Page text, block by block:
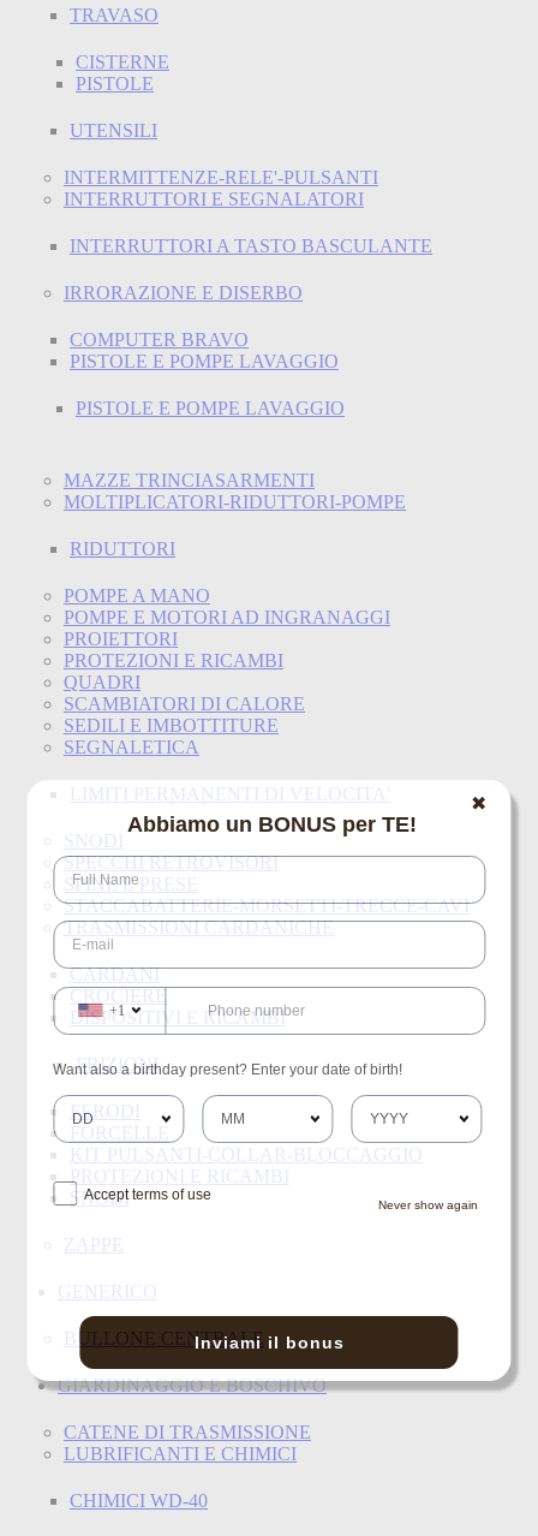
TRAVASO
CISTERNE
PISTOLE
UTENSILI
INTERMITTENZE-RELE'-PULSANTI
INTERRUTTORI E SEGNALATORI
INTERRUTTORI A TASTO BASCULANTE
IRRORAZIONE E DISERBO
COMPUTER BRAVO
PISTOLE E POMPE LAVAGGIO
PISTOLE E POMPE LAVAGGIO
MAZZE TRINCIASARMENTI
MOLTIPLICATORI-RIDUTTORI-POMPE
RIDUTTORI
POMPE A MANO
POMPE E MOTORI AD INGRANAGGI
PROIETTORI
PROTEZIONI E RICAMBI
QUADRI
SCAMBIATORI DI CALORE
SEDILI E IMBOTTITURE
SEGNALETICA
LIMITI PERMANENTI DI VELOCITA'
SNODI
SPECCHI RETROVISORI
SPINE E PRESE
STACCABATTERIE-MORSETTI-TRECCE-CAVI
TRASMISSIONI CARDANICHE
CARDANI
CROCIERE
DISPOSITIVI E RICAMBI
FRIZIONI
FERODI
FORCELLE
KIT PULSANTI-COLLAR-BLOCCAGGIO
PROTEZIONI E RICAMBI
SNODI
ZAPPE
GENERICO
BULLONE CENTRALE
GIARDINAGGIO E BOSCHIVO
CATENE DI TRASMISSIONE
LUBRIFICANTI E CHIMICI
CHIMICI WD-40
✖
Abbiamo un BONUS per TE!
+1
Want also a birthday present? Enter your date of birth!
Accept terms of use
Never show again
Inviami il bonus